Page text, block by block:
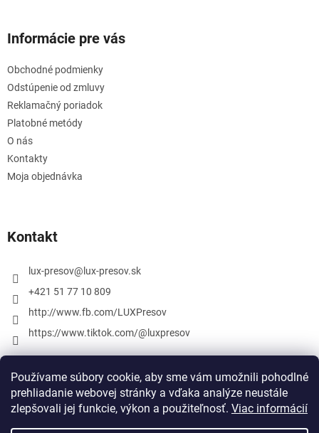
Používame súbory cookie, aby sme vám umožnili pohodlné
prehliadanie webovej stránky a vďaka analýze neustále
zlepšovali jej funkcie, výkon a použiteľnosť. Viac informácií
Informácie pre vás
Obchodné podmienky
Odstúpenie od zmluvy
Reklamačný poriadok
Platobné metódy
O nás
Kontakty
Moja objednávka
Kontakt
lux-presov@ lux-presov.sk
+421 51 77 10 809
http://www.fb.com/LUXPresov
https://www.tiktok.com/@luxpresov